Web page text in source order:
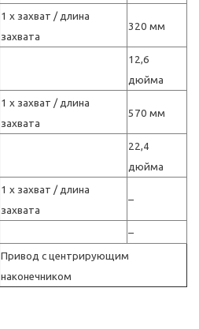
1 x захват / длина
захвата
320 мм
12,6
дюйма
1 x захват / длина
захвата
570 мм
22,4
дюйма
1 x захват / длина
захвата
–
–
Привод с центрирующим
наконечником